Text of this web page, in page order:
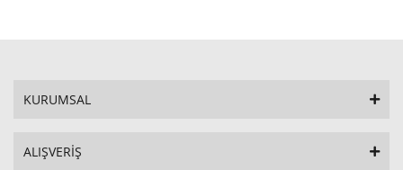
KURUMSAL
ALIŞVERİŞ